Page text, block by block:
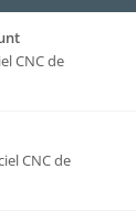
CNC de
CNC de